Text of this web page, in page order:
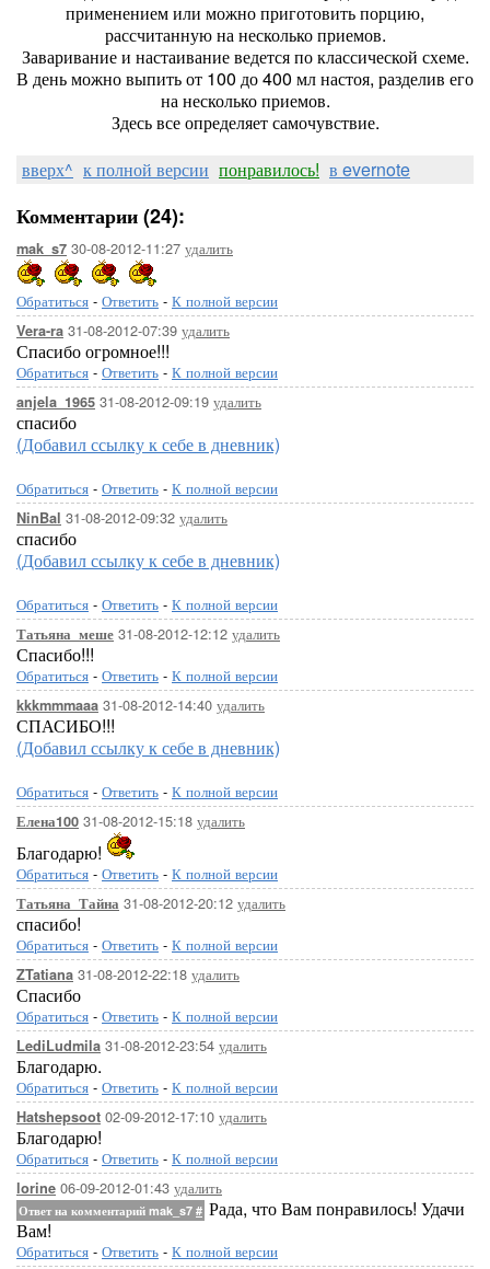
применением или можно приготовить порцию,
рассчитанную на несколько приемов.
Заваривание и настаивание ведется по классической схеме.
В день можно выпить от 100 до 400 мл настоя, разделив его
на несколько приемов.
Здесь все определяет самочувствие.
вверх^ к полной версии понравилось! в evernote
Комментарии (24):
mak_s7 30-08-2012-11:27 удалить
Обратиться - Ответить - К полной версии
Vera-ra 31-08-2012-07:39 удалить
Спасибо огромное!!!
Обратиться - Ответить - К полной версии
anjela_1965 31-08-2012-09:19 удалить
спасибо
(Добавил ссылку к себе в дневник)
Обратиться - Ответить - К полной версии
NinBal 31-08-2012-09:32 удалить
спасибо
(Добавил ссылку к себе в дневник)
Обратиться - Ответить - К полной версии
Татьяна_меше 31-08-2012-12:12 удалить
Спасибо!!!
Обратиться - Ответить - К полной версии
kkkmmmaaa 31-08-2012-14:40 удалить
СПАСИБО!!!
(Добавил ссылку к себе в дневник)
Обратиться - Ответить - К полной версии
Елена100 31-08-2012-15:18 удалить
Благодарю!
Обратиться - Ответить - К полной версии
Татьяна_Тайна 31-08-2012-20:12 удалить
спасибо!
Обратиться - Ответить - К полной версии
ZTatiana 31-08-2012-22:18 удалить
Спасибо
Обратиться - Ответить - К полной версии
LediLudmila 31-08-2012-23:54 удалить
Благодарю.
Обратиться - Ответить - К полной версии
Hatshepsoot 02-09-2012-17:10 удалить
Благодарю!
Обратиться - Ответить - К полной версии
lorine 06-09-2012-01:43 удалить
Ответ на комментарий mak_s7 # Рада, что Вам понравилось! Удачи
Вам!
Обратиться - Ответить - К полной версии